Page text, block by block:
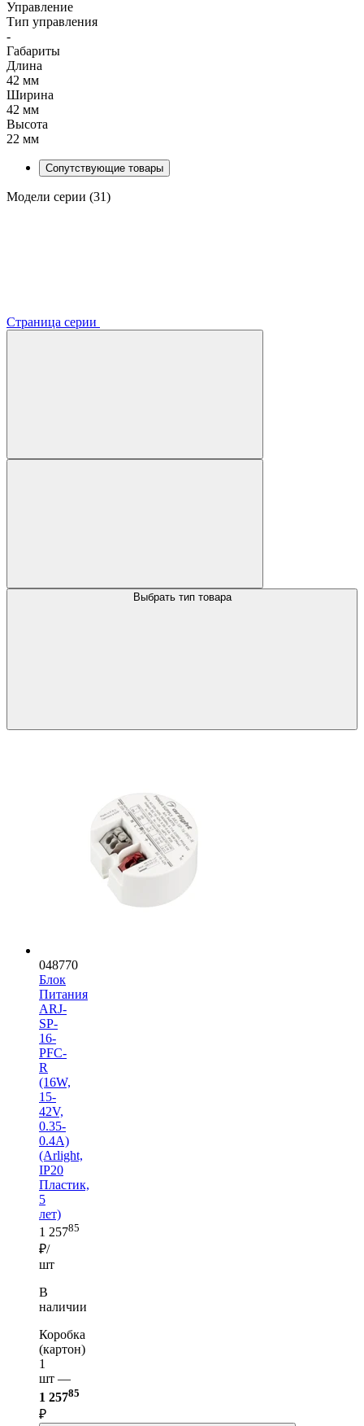
Управление
Тип управления
-
Габариты
Длина
42 мм
Ширина
42 мм
Высота
22 мм
Сопутствующие товары
Модели серии (31)
Страница серии
Выбрать тип товара
048770
Блок
Питания
ARJ-
SP-
16-
PFC-
R
(16W,
15-
42V,
0.35-
0.4A)
(Arlight,
IP20
Пластик,
5
лет)
1 25785
₽/
шт
В
наличии
Коробка
(картон)
1
шт —
1 25785
₽